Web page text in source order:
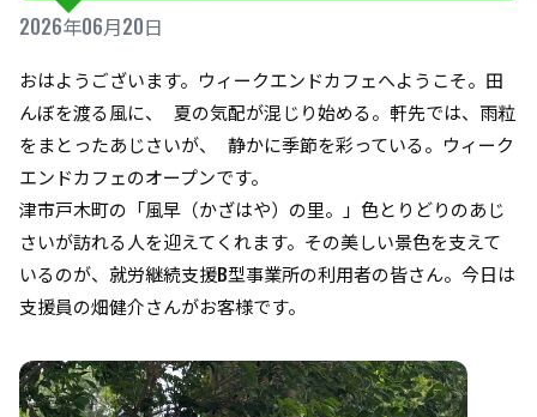
2026年06月20日
おはようございます。ウィークエンドカフェへようこそ。田
んぼを渡る風に、 夏の気配が混じり始める。軒先では、雨粒
をまとったあじさいが、 静かに季節を彩っている。ウィーク
エンドカフェのオープンです。
津市戸木町の「風早（かざはや）の里。」色とりどりのあじ
さいが訪れる人を迎えてくれます。その美しい景色を支えて
いるのが、就労継続支援B型事業所の利用者の皆さん。今日は
支援員の畑健介さんがお客様です。